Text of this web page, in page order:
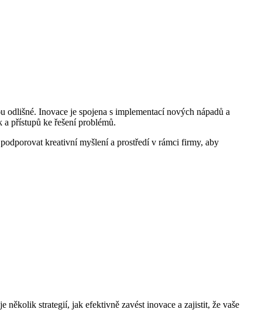
Inovace je spojena s implementací nových nápadů a
přístupů ke řešení problémů.
kreativní myšlení a prostředí v rámci firmy, aby
několik strategií, jak efektivně zavést inovace a zajistit, že vaše